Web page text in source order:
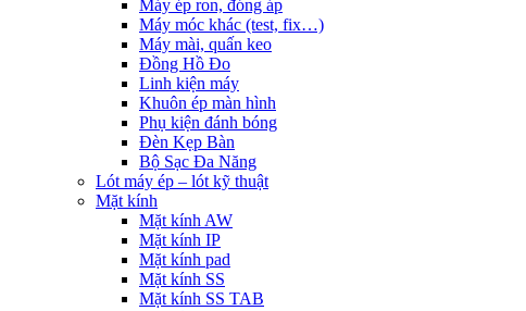
Máy ép ron, đóng áp
Máy móc khác (test, fix…)
Máy mài, quấn keo
Đồng Hồ Đo
Linh kiện máy
Khuôn ép màn hình
Phụ kiện đánh bóng
Đèn Kẹp Bàn
Bộ Sạc Đa Năng
Lót máy ép – lót kỹ thuật
Mặt kính
Mặt kính AW
Mặt kính IP
Mặt kính pad
Mặt kính SS
Mặt kính SS TAB